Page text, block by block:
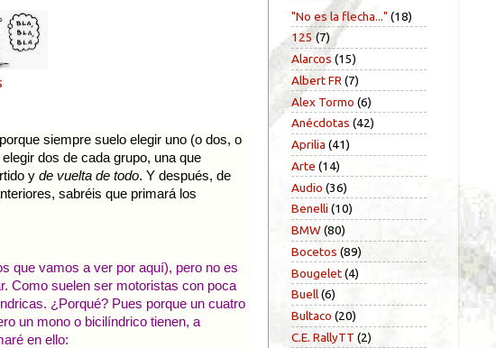
siempre suelo elegir uno (o dos, o
dos de cada grupo, una que
y de vuelta de todo. Y después, de
sabréis que primará los
que vamos a ver por aquí), pero no es
Como suelen ser motoristas con poca
¿Porqué? Pues porque un cuatro
un mono o bicilíndrico tienen, a
en ello:
"No es la flecha..." (18)
125 (7)
Alarcos (15)
Albert FR (7)
Alex Tormo (6)
Anécdotas (42)
Aprilia (41)
Arte (14)
Audio (36)
Benelli (10)
BMW (80)
Bocetos (89)
Bougelet(4)
Buell(6)
Bultaco (20)
C.E. RallyTT (2)